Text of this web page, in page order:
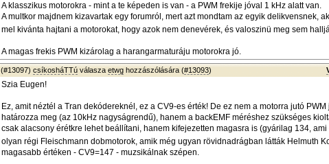
A klasszikus motorokra - mint a te képeden is van - a PWM frekije jóval 1 kHz alatt van.
A multkor majdnem kizavartak egy forumról, mert azt mondtam az egyik delikvensnek,
mel kivánta hajtani a motorokat, hogy azok nem denevérek, és valoszinü meg sem
A magas frekis PWM kizárolag a harangarmaturáju motorokra jó.
(#13097) csíkosháTTú válasza etwg hozzászólására (#13093)
Szia Eugen!
Ez, amit néztél a Tran dekódereknél, ez a CV9-es érték! De ez nem a motorra jutó
határozza meg (az 10kHz nagyságrendű), hanem a backEMF méréshez szükséges
csak alacsony érétkre lehet beállítani, hanem kifejezetten magasra is (gyárilag 134,
olyan régi Fleischmann dobmotorok, amik még ugyan rövidnadrágban látták Helmuth
magasabb értéken - CV9=147 - muzsikálnak szépen.